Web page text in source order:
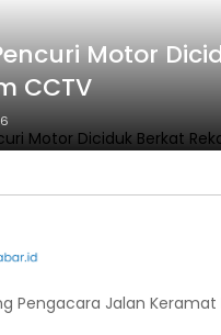
Motor
CCTV
Pengacara Jalan Keramat